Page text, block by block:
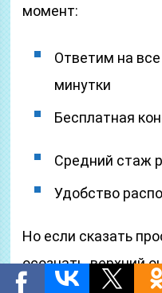
момент:
Ответим на
минутки
Бесплатная
Средний стаж
Удобство
Но если сказать
осознать, верхний